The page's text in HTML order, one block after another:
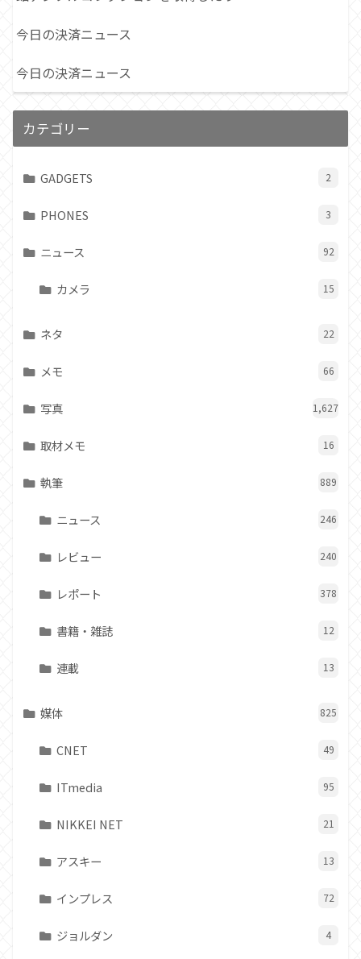
今日の決済ニュース
今日の決済ニュース
カテゴリー
GADGETS 2
PHONES 3
ニュース 92
カメラ 15
ネタ 22
メモ 66
写真 1,627
取材メモ 16
執筆 889
ニュース 246
レビュー 240
レポート 378
書籍・雑誌 12
連載 13
媒体 825
CNET 49
ITmedia 95
NIKKEI NET 21
アスキー 13
インプレス 72
ジョルダン 4